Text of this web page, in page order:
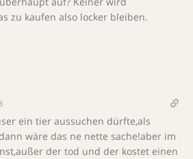
zu kaufen also locker bleiben.
ein tier aussuchen dürfte,als
wäre das ne nette sache!aber im
der tod und der kostet einen